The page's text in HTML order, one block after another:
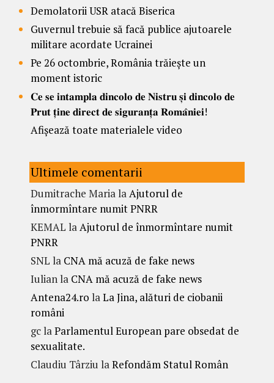
Demolatorii USR atacă Biserica
Guvernul trebuie să facă publice ajutoarele
militare acordate Ucrainei
Pe 26 octombrie, România trăiește un
moment istoric
𝐂𝐞 𝐬𝐞 𝐢𝐧𝐭𝐚𝐦𝐩𝐥𝐚 𝐝𝐢𝐧𝐜𝐨𝐥𝐨 𝐝𝐞 𝐍𝐢𝐬𝐭𝐫𝐮 𝐬̦𝐢 𝐝𝐢𝐧𝐜𝐨𝐥𝐨 𝐝𝐞
𝐏𝐫𝐮𝐭 𝐭̦𝐢𝐧𝐞 𝐝𝐢𝐫𝐞𝐜𝐭 𝐝𝐞 𝐬𝐢𝐠𝐮𝐫𝐚𝐧𝐭̦𝐚 𝐑𝐨𝐦𝐚̂𝐧𝐢𝐞𝐢!
Afișează toate materialele video
Ultimele comentarii
Dumitrache MarialaAjutorul de
înmormîntare numit PNRR
KEMAL laAjutorul de înmormîntare numit
PNRR
SNL la CNA mă acuză de fake news
Iulianla CNA mă acuză de fake news
Antena24.ro laLa Jina, alături de ciobanii
români
gclaParlamentul European pare obsedat de
sexualitate.
Claudiu Târziu laRefondăm Statul Român